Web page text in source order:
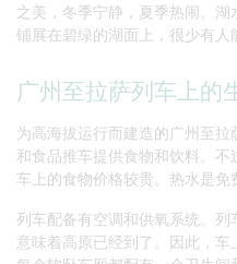
之美，冬季宁静，夏季热闹。
铺展在碧绿的湖面上，很少有人
广州至拉萨列车上的
为高海拔运行而建造的广州至
和食品推车提供食物和饮料。
车上的食物价格较贵。热水是免
列车配备有空调和供氧系统。
意味着高原已经到了。因此，车